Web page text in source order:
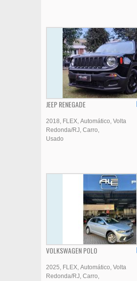
JEEP RENEGADE
2018 FLEX Automático Volta
Redonda/RJ Carro
Usado
VOLKSWAGEN POLO
2025 FLEX Automático Volta
Redonda/RJ Carro